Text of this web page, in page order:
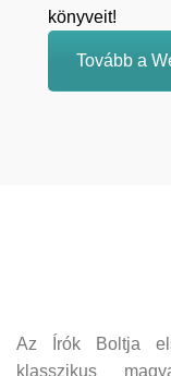
könyveit!
Tovább a
Az Írók Boltja
klasszikus